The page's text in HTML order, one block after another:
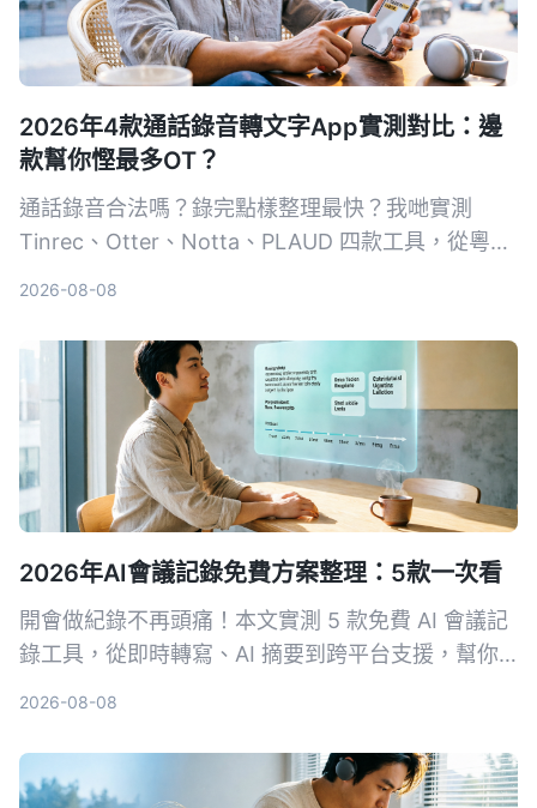
2026年4款通話錄音轉文字App實測對比：邊
款幫你慳最多OT？
通話錄音合法嗎？錄完點樣整理最快？我哋實測
Tinrec、Otter、Notta、PLAUD 四款工具，從粵語
2026-08-08
2026年AI會議記錄免費方案整理：5款一次看
開會做紀錄不再頭痛！本文實測 5 款免費 AI 會議記
錄工具，從即時轉寫、AI 摘要到跨平台支援，幫你
友。
2026-08-08